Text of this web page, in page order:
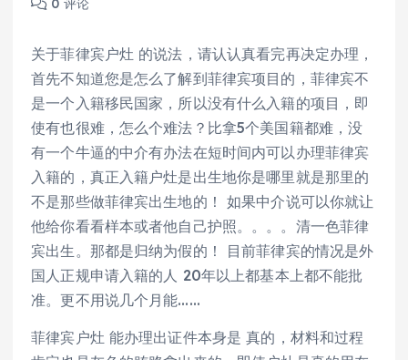
0 评论
关于菲律宾户灶 的说法，请认认真看完再决定办理，
首先不知道您是怎么了解到菲律宾项目的，菲律宾不
是一个入籍移民国家，所以没有什么入籍的项目，即
使有也很难，怎么个难法？比拿5个美国籍都难，没
有一个牛逼的中介有办法在短时间内可以办理菲律宾
入籍的，真正入籍户灶是出生地你是哪里就是那里的
不是那些做菲律宾出生地的！ 如果中介说可以你就让
他给你看看样本或者他自己护照。。。。清一色菲律
宾出生。那都是归纳为假的！ 目前菲律宾的情况是外
国人正规申请入籍的人 20年以上都基本上都不能批
准。更不用说几个月能……
菲律宾户灶 能办理出证件本身是 真的，材料和过程